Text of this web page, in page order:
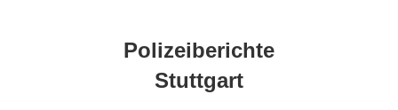
Polizeiberichte
Stuttgart